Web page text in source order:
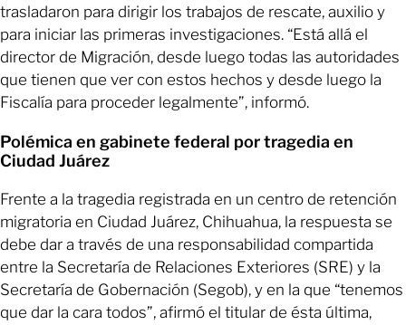
trasladaron para dirigir los trabajos de rescate, auxilio y
para iniciar las primeras investigaciones. “Está allá el
director de Migración, desde luego todas las autoridades
que tienen que ver con estos hechos y desde luego la
Fiscalía para proceder legalmente”, informó.
Polémica en gabinete federal por tragedia en
Ciudad Juárez
Frente a la tragedia registrada en un centro de retención
migratoria en Ciudad Juárez, Chihuahua, la respuesta se
debe dar a través de una responsabilidad compartida
entre la Secretaría de Relaciones Exteriores (SRE) y la
Secretaría de Gobernación (Segob), y en la que “tenemos
que dar la cara todos”, afirmó el titular de ésta última,